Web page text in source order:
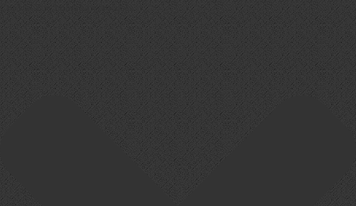
Cookie-Zustimmung verwalten